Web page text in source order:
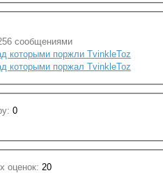
сообщениями
которыми поржли TvinkleToz
которыми поржал TvinkleToz
0
оценок: 20